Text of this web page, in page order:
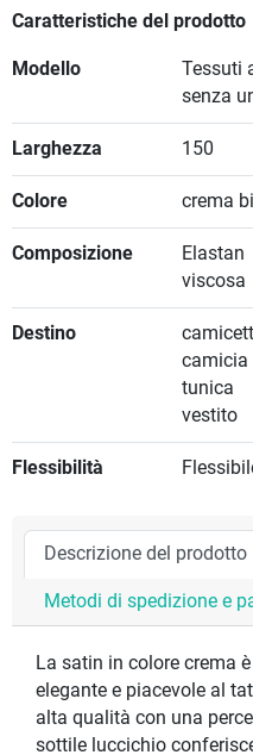
Caratteristiche del prodotto
Modello
Tessuti
senza
Larghezza 150
Colore crema
Composizione
Elastan
viscosa
Destino
camicia
tunica
vestito
Flessibilità
Descrizione del prodotto
Metodi di spedizione e
La satin in colore crema
elegante e piacevole al
alta qualità con una
sottile luccichio